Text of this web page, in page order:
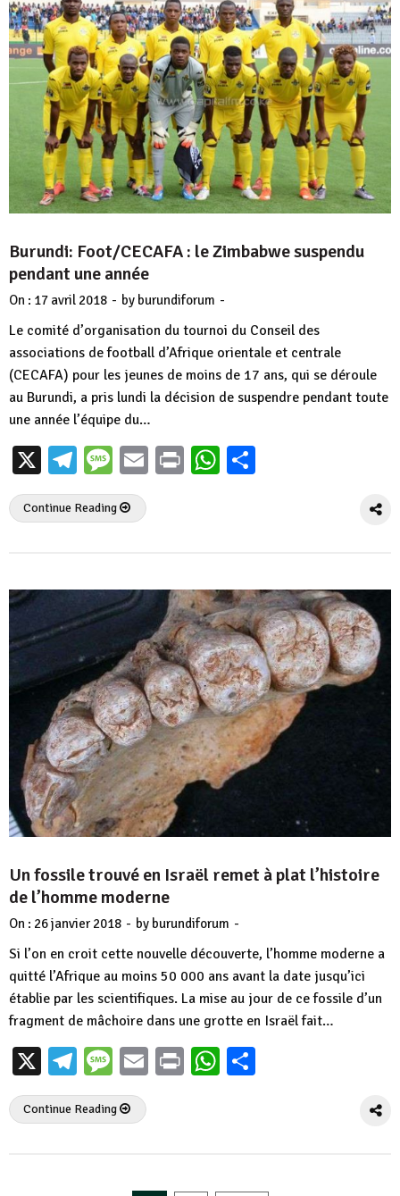
Burundi: Foot/CECAFA : le Zimbabwe suspendu
pendant une année
On : 17 avril 2018 - by burundiforum -
Le comité d’organisation du tournoi du Conseil des
associations de football d’Afrique orientale et centrale
(CECAFA) pour les jeunes de moins de 17 ans, qui se déroule
au Burundi, a pris lundi la décision de suspendre pendant toute
une année l’équipe du…
X Telegram
Message
EmailPrintWhatsApp
Continue Reading
Un fossile trouvé en Israël remet à plat l’histoire
de l’homme moderne
On : 26 janvier 2018 - by burundiforum -
Si l’on en croit cette nouvelle découverte, l’homme moderne a
quitté l’Afrique au moins 50 000 ans avant la date jusqu’ici
établie par les scientifiques. La mise au jour de ce fossile d’un
fragment de mâchoire dans une grotte en Israël fait…
X Telegram
Message
EmailPrintWhatsApp
Continue Reading